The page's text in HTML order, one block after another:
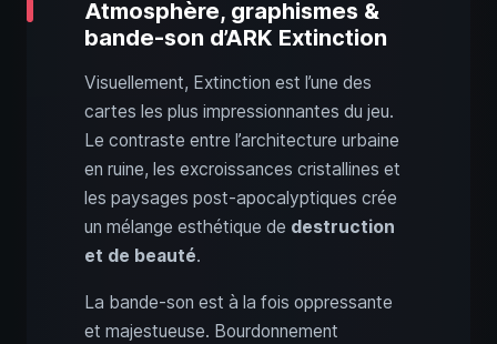
Atmosphère, graphismes &
bande-son d’ARK Extinction
Visuellement, Extinction est l’une des
cartes les plus impressionnantes du jeu.
Le contraste entre l’architecture urbaine
en ruine, les excroissances cristallines et
les paysages post‑apocalyptiques crée
un mélange esthétique de destruction
et de beauté.
La bande‑son est à la fois oppressante
et majestueuse. Bourdonnement